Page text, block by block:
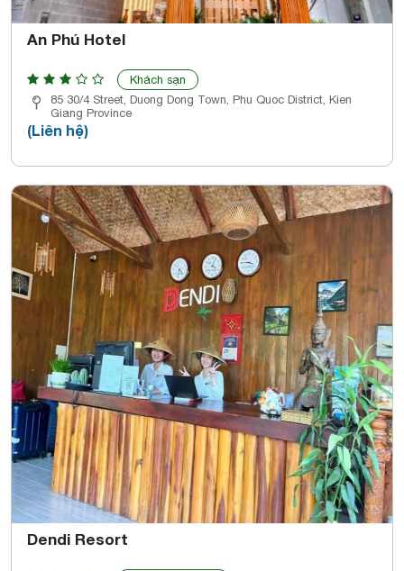
An Phú Hotel
Khách sạn
85 30/4 Street, Duong Dong Town, Phu Quoc District, Kien
Giang Province
(Liên hệ)
Dendi Resort